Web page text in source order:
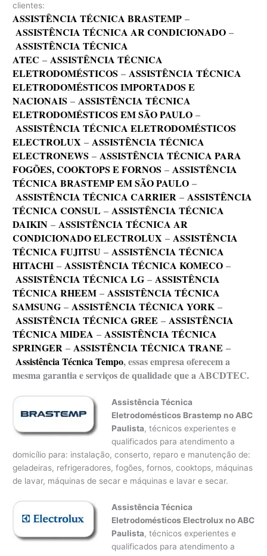
clientes:
ASSISTÊNCIA TÉCNICA BRASTEMP –
ASSISTÊNCIA TÉCNICA AR CONDICIONADO –
ASSISTÊNCIA TÉCNICA
ATEC –ASSISTÊNCIA TÉCNICA
ELETRODOMÉSTICOS –ASSISTÊNCIA TÉCNICA
ELETRODOMÉSTICOS IMPORTADOS E
NACIONAIS –ASSISTÊNCIA TÉCNICA
ELETRODOMÉSTICOS EM SÃO PAULO –
ASSISTÊNCIA TÉCNICA ELETRODOMÉSTICOS
ELECTROLUX –ASSISTÊNCIA TÉCNICA
ELECTRONEWS –ASSISTÊNCIA TÉCNICA PARA
FOGÕES, COOKTOPS E FORNOS –ASSISTÊNCIA
TÉCNICA BRASTEMP EM SÃO PAULO –
ASSISTÊNCIA TÉCNICA CARRIER –ASSISTÊNCIA
TÉCNICA CONSUL –ASSISTÊNCIA TÉCNICA
DAIKIN –ASSISTÊNCIA TÉCNICA AR
CONDICIONADO ELECTROLUX –ASSISTÊNCIA
TÉCNICA FUJITSU –ASSISTÊNCIA TÉCNICA
HITACHI –ASSISTÊNCIA TÉCNICA KOMECO –
ASSISTÊNCIA TÉCNICA LG –ASSISTÊNCIA
TÉCNICA RHEEM –ASSISTÊNCIA TÉCNICA
SAMSUNG –ASSISTÊNCIA TÉCNICA YORK–
ASSISTÊNCIA TÉCNICA GREE –ASSISTÊNCIA
TÉCNICA MIDEA –ASSISTÊNCIA TÉCNICA
SPRINGER –ASSISTÊNCIA TÉCNICA TRANE –
Assistência Técnica Tempo, essas empresa oferecem a
mesma garantia e serviços de qualidade que a ABCDTEC.
Assistência Técnica
Eletrodomésticos Brastemp no ABC
Paulista, técnicos experientes e
qualificados para atendimento a
domicílio para: instalação, conserto, reparo e manutenção de:
geladeiras, refrigeradores, fogões, fornos, cooktops, máquinas
de lavar, máquinas de secar e máquinas e lavar e secar.
Assistência Técnica
Eletrodomésticos Electrolux no ABC
Paulista, técnicos experientes e
qualificados para atendimento a